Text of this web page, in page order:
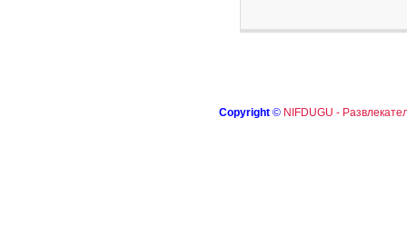
Copyright © NIFDUGU -